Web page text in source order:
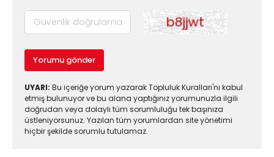
Yorumu gönder
UYARI: Bu içeriğe yorum yazarak Topluluk Kuralları'nı kabul
etmiş bulunuyor ve bu alana yaptığınız yorumunuzla ilgili
doğrudan veya dolaylı tüm sorumluluğu tek başınıza
üstleniyorsunuz. Yazılan tüm yorumlardan site yönetimi
hiçbir şekilde sorumlu tutulamaz.